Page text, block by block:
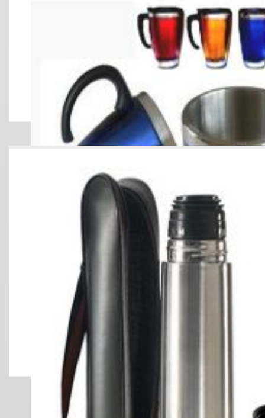
JARRO MUGS JM